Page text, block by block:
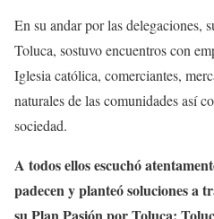
En su andar por las delegaciones,
Toluca, sostuvo encuentros con
Iglesia católica, comerciantes,
naturales de las comunidades así
sociedad.
A todos ellos escuchó
padecen y planteó soluciones a